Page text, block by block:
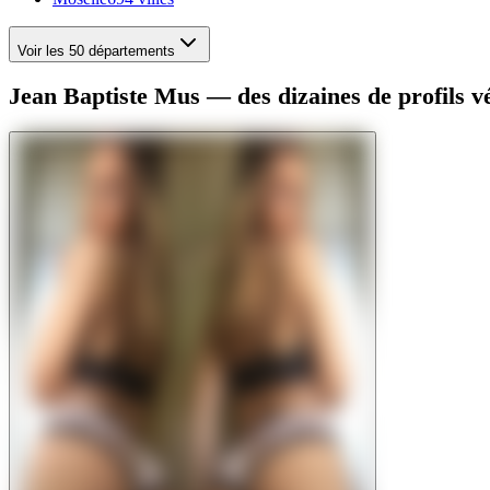
Voir les 50 départements
Jean Baptiste Mus — des dizaines de profils